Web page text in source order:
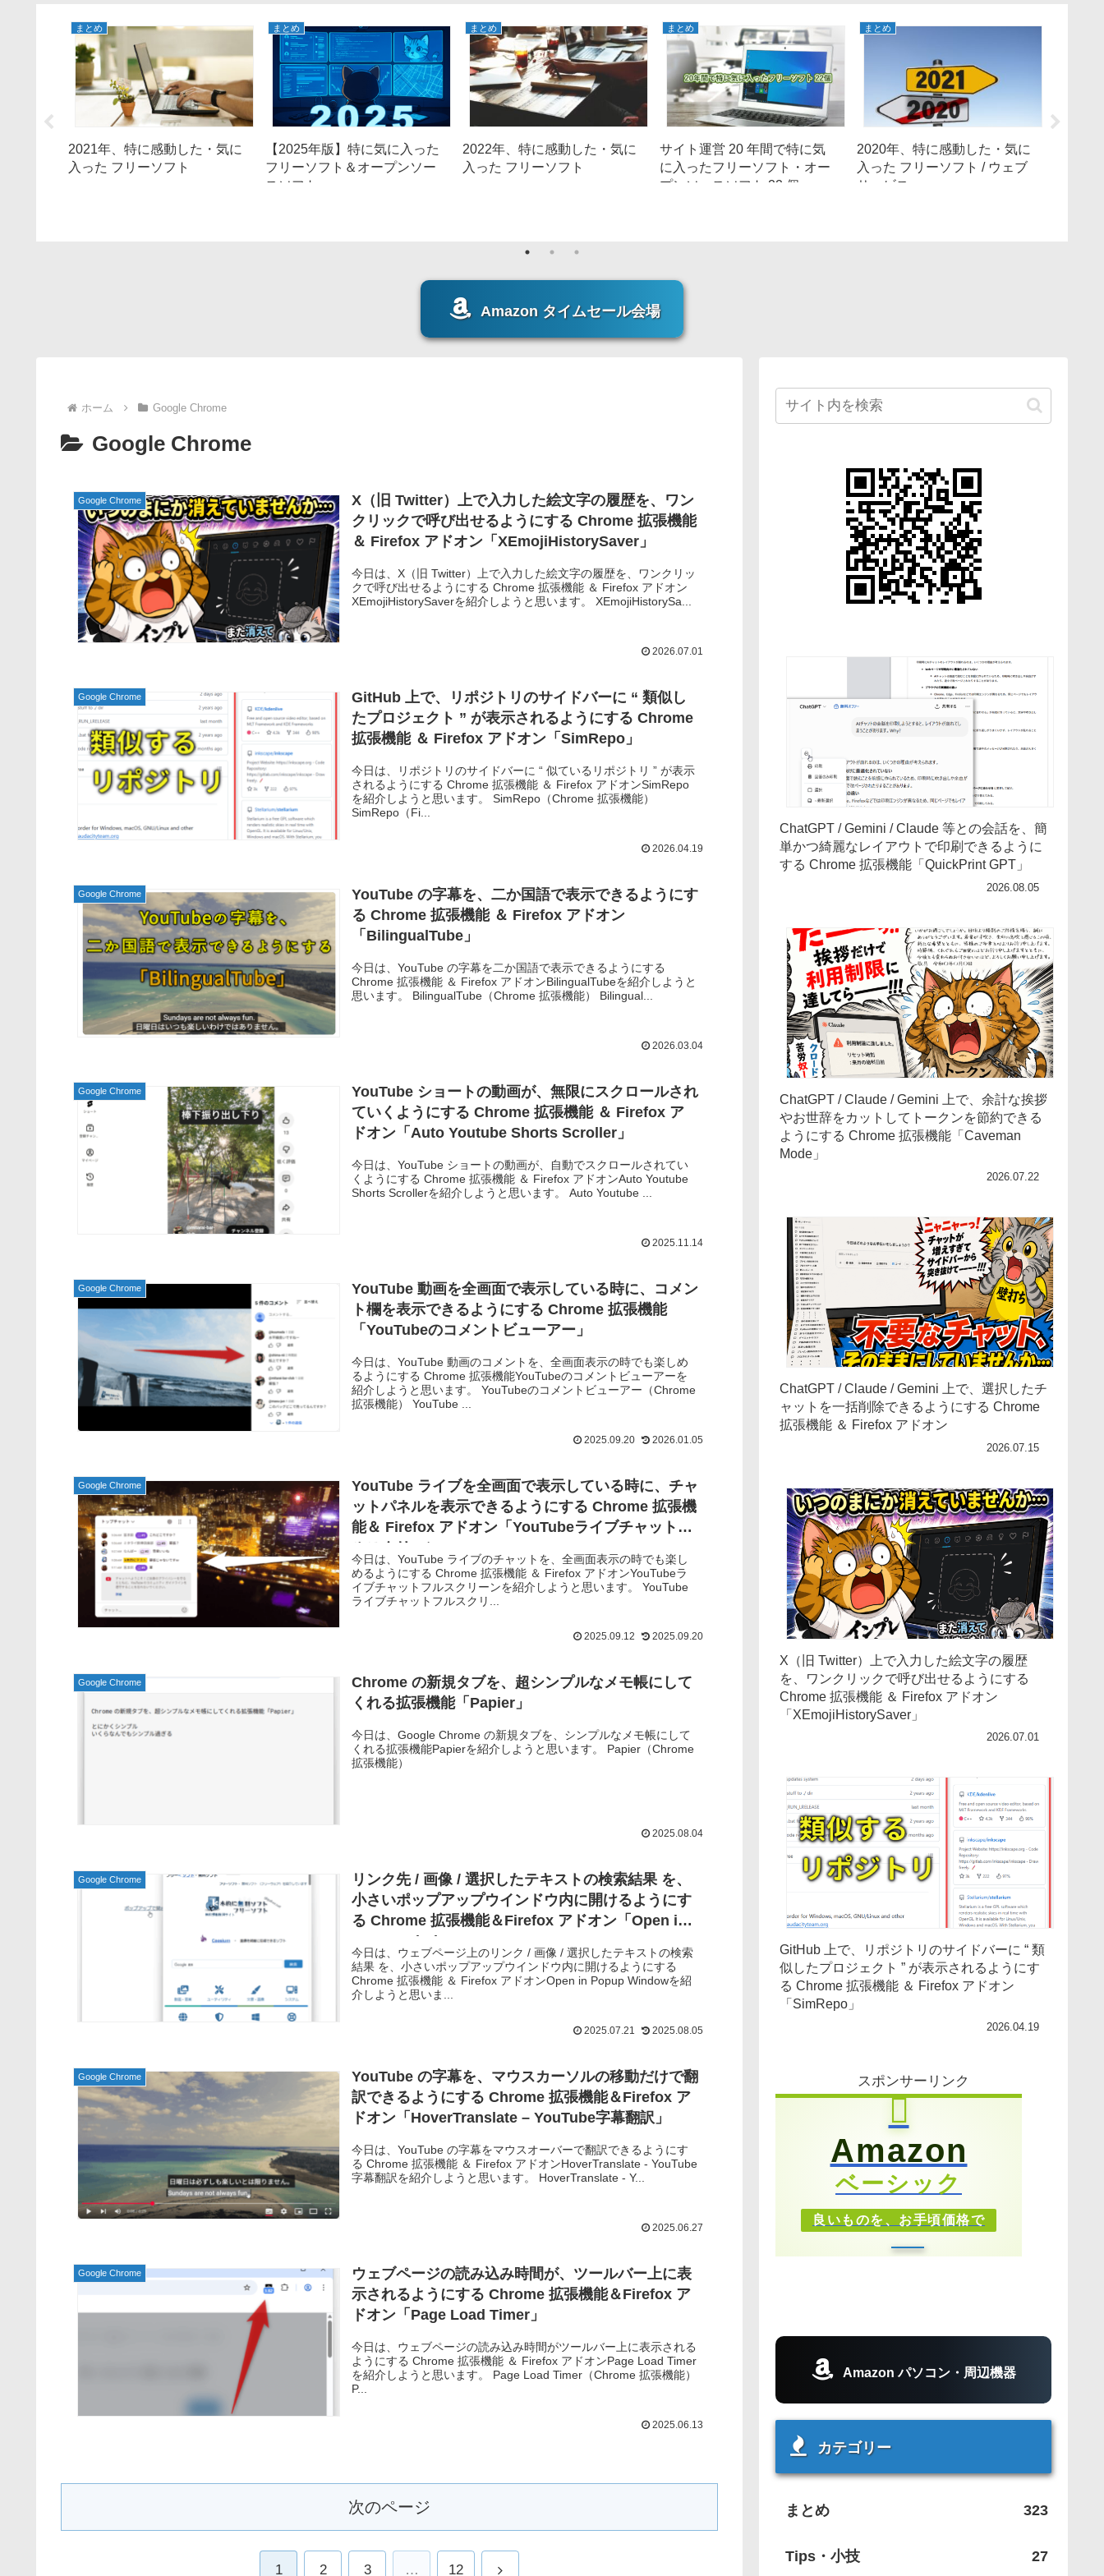
まとめ
2021年、特に感動した・気に
入った フリーソフト
まとめ
【2025年版】特に気に入った
フリーソフト＆オープンソー
スソフト
まとめ
2022年、特に感動した・気に
入った フリーソフト
まとめ
サイト運営 20 年間で特に気
に入ったフリーソフト・オー
プンソースソフト 22 個
まとめ
2020年、特に感動した・気に
入った フリーソフト / ウェブ
サービス
Amazon タイムセール会場
ホーム Google Chrome
Google Chrome
Google Chrome
X（旧 Twitter）上で入力した絵文字の履歴を、ワン
クリックで呼び出せるようにする Chrome 拡張機能
＆ Firefox アドオン「XEmojiHistorySaver」
今日は、X（旧 Twitter）上で入力した絵文字の履歴を、ワンクリッ
クで呼び出せるようにする Chrome 拡張機能 ＆ Firefox アドオン
XEmojiHistorySaverを紹介しようと思います。 XEmojiHistorySa...
2026.07.01
Google Chrome
GitHub 上で、リポジトリのサイドバーに “ 類似し
たプロジェクト ” が表示されるようにする Chrome
拡張機能 ＆ Firefox アドオン「SimRepo」
今日は、リポジトリのサイドバーに “ 似ているリポジトリ ” が表示
されるようにする Chrome 拡張機能 ＆ Firefox アドオンSimRepo
を紹介しようと思います。 SimRepo（Chrome 拡張機能）
SimRepo（Fi...
2026.04.19
Google Chrome
YouTube の字幕を、二か国語で表示できるようにす
る Chrome 拡張機能 ＆ Firefox アドオン
「BilingualTube」
今日は、YouTube の字幕を二か国語で表示できるようにする
Chrome 拡張機能 ＆ Firefox アドオンBilingualTubeを紹介しようと
思います。 BilingualTube（Chrome 拡張機能） Bilingual...
2026.03.04
Google Chrome
YouTube ショートの動画が、無限にスクロールされ
ていくようにする Chrome 拡張機能 ＆ Firefox ア
ドオン「Auto Youtube Shorts Scroller」
今日は、YouTube ショートの動画が、自動でスクロールされてい
くようにする Chrome 拡張機能 ＆ Firefox アドオンAuto Youtube
Shorts Scrollerを紹介しようと思います。 Auto Youtube ...
2025.11.14
Google Chrome
YouTube 動画を全画面で表示している時に、コメン
ト欄を表示できるようにする Chrome 拡張機能
「YouTubeのコメントビューアー」
今日は、YouTube 動画のコメントを、全画面表示の時でも楽しめ
るようにする Chrome 拡張機能YouTubeのコメントビューアーを
紹介しようと思います。 YouTubeのコメントビューアー（Chrome
拡張機能） YouTube ...
2025.09.20 2026.01.05
Google Chrome
YouTube ライブを全画面で表示している時に、チャ
ットパネルを表示できるようにする Chrome 拡張機
能＆ Firefox アドオン「YouTubeライブチャットフ
ルスクリーン」
今日は、YouTube ライブのチャットを、全画面表示の時でも楽し
めるようにする Chrome 拡張機能 ＆ Firefox アドオンYouTubeラ
イブチャットフルスクリーンを紹介しようと思います。 YouTube
ライブチャットフルスクリ...
2025.09.12 2025.09.20
Google Chrome
Chrome の新規タブを、超シンプルなメモ帳にして
くれる拡張機能「Papier」
今日は、Google Chrome の新規タブを、シンプルなメモ帳にして
くれる拡張機能Papierを紹介しようと思います。 Papier（Chrome
拡張機能）
2025.08.04
Google Chrome
リンク先 / 画像 / 選択したテキストの検索結果 を、
小さいポップアップウインドウ内に開けるようにす
る Chrome 拡張機能＆Firefox アドオン「Open in
Popup Window」
今日は、ウェブページ上のリンク / 画像 / 選択したテキストの検索
結果 を、小さいポップアップウインドウ内に開けるようにする
Chrome 拡張機能 ＆ Firefox アドオンOpen in Popup Windowを紹
介しようと思いま...
2025.07.21 2025.08.05
Google Chrome
YouTube の字幕を、マウスカーソルの移動だけで翻
訳できるようにする Chrome 拡張機能＆Firefox ア
ドオン「HoverTranslate – YouTube字幕翻訳」
今日は、YouTube の字幕をマウスオーバーで翻訳できるようにす
る Chrome 拡張機能 ＆ Firefox アドオンHoverTranslate - YouTube
字幕翻訳を紹介しようと思います。 HoverTranslate - Y...
2025.06.27
Google Chrome
ウェブページの読み込み時間が、ツールバー上に表
示されるようにする Chrome 拡張機能＆Firefox ア
ドオン「Page Load Timer」
今日は、ウェブページの読み込み時間がツールバー上に表示される
ようにする Chrome 拡張機能 ＆ Firefox アドオンPage Load Timer
を紹介しようと思います。 Page Load Timer（Chrome 拡張機能）
P...
2025.06.13
次のページ
1 2 3 … 12 次
ChatGPT / Gemini / Claude 等との会話を、簡
単かつ綺麗なレイアウトで印刷できるように
する Chrome 拡張機能「QuickPrint GPT」
2026.08.05
ChatGPT / Claude / Gemini 上で、余計な挨拶
やお世辞をカットしてトークンを節約できる
ようにする Chrome 拡張機能「Caveman
Mode」
2026.07.22
ChatGPT / Claude / Gemini 上で、選択したチ
ャットを一括削除できるようにする Chrome
拡張機能 ＆ Firefox アドオン
2026.07.15
X（旧 Twitter）上で入力した絵文字の履歴
を、ワンクリックで呼び出せるようにする
Chrome 拡張機能 ＆ Firefox アドオン
「XEmojiHistorySaver」
2026.07.01
GitHub 上で、リポジトリのサイドバーに “ 類
似したプロジェクト ” が表示されるようにす
る Chrome 拡張機能 ＆ Firefox アドオン
「SimRepo」
2026.04.19
スポンサーリンク
Amazon
ベーシック
良いものを、お手頃価格で
Amazon パソコン・周辺機器
カテゴリー
まとめ 323
Tips・小技 27